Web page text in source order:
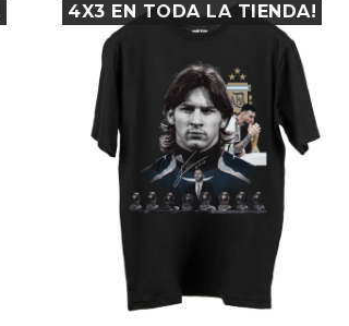
4X3 EN TODA LA TIENDA!